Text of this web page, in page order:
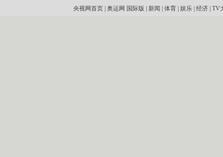
央视网首页| 奥运网 国际版 新闻 体育| 娱乐| 经济| TV